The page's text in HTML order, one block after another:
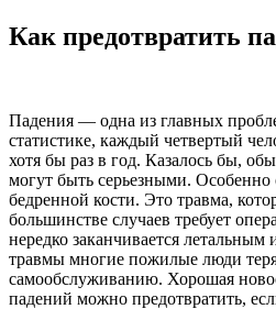
Как предотвратить
Падения — одна из главных
статистике, каждый четвертый
хотя бы раз в год. Казалось бы,
могут быть серьезными.
бедренной кости. Это травма,
большинстве случаев требует
нередко заканчивается летальным
травмы многие пожилые люди
самообслуживанию. Хорошая
падений можно предотвратить,